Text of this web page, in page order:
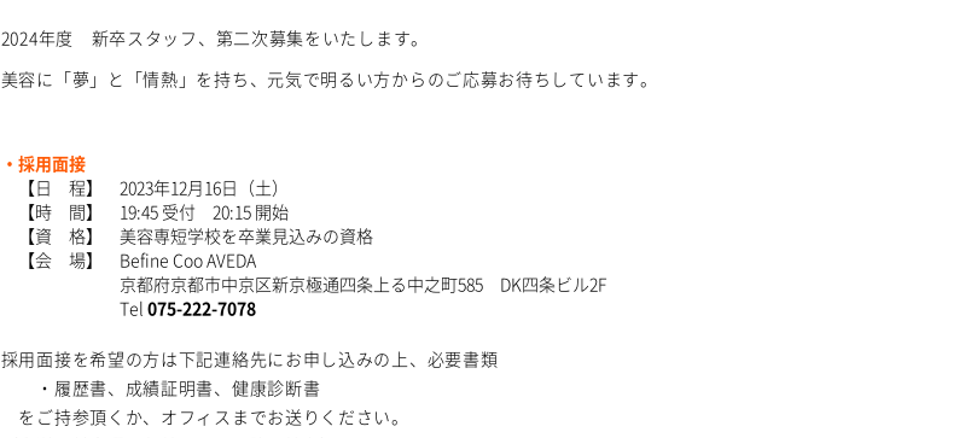
2024年度 新卒スタッフ、第二次募集をいたします。
美容に「夢」と「情熱」を持ち、元気で明るい方からのご応募お待ちしています。
・採用面接
【日 程】 2023年12月16日（土）
【時 間】 19:45 受付 20:15 開始
【資 格】 美容専短学校を卒業見込みの資格
【会 場】 Befine Coo AVEDA
京都府京都市中京区新京極通四条上る中之町585 DK四条ビル2F
Tel 075-222-7078
採用面接を希望の方は下記連絡先にお申し込みの上、必要書類
・履歴書、成績証明書、健康診断書
をご持参頂くか、オフィスまでお送りください。